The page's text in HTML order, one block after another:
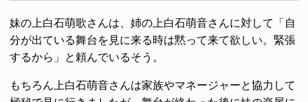
妹の上白石萌歌さんは、姉の上白石萌音さんに対して「自
分が出ている舞台を見に来る時は黙って来て欲しい。緊張
するから」と頼んでいるそう。
もちろん上白石萌音さんは家族やマネージャーと協力して